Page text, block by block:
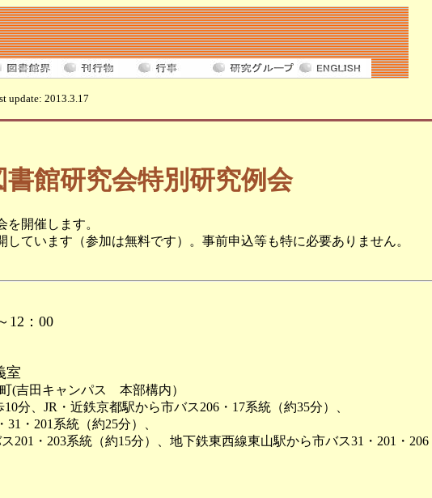
update: 2013.3.17
書館研究会特別研究例会
開催します。
ています（参加は無料です）。事前申込等も特に必要ありません。
12：00
室
(吉田キャンパス 本部構内）
分、JR・近鉄京都駅から市バス206・17系統（約35分）、
・201系統（約25分）、
201・203系統（約15分）、地下鉄東西線東山駅から市バス31・201・206